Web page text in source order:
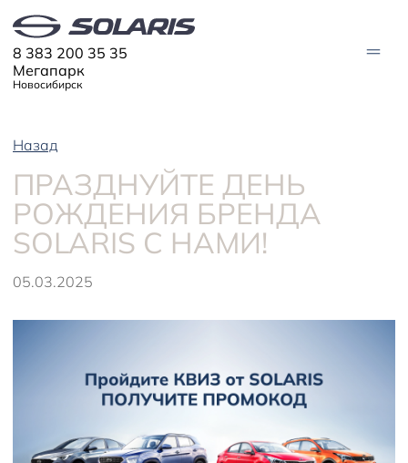
Мегапарк
Новосибирск
8 383 200 35 35
Solaris HC
Solaris KRX
Solaris KRS
Solaris HS
ЦИФРОВОЙ АВТОМОБИЛЬ
ПОКУПАТЕЛЯМ
Кредит
Тест-драйв
Запись на сервис
О ДИЛЕРЕ
Новости
Назад
ПРАЗДНУЙТЕ ДЕНЬ
РОЖДЕНИЯ БРЕНДА
SOLARIS С НАМИ!
05.03.2025